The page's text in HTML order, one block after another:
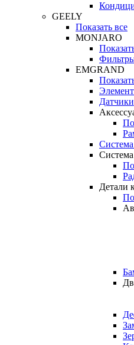
GEELY
Показать все
MONJARO
EMGRAND
Датчики
Детали